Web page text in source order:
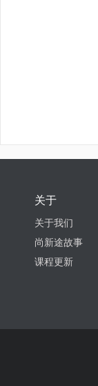
关于
关于我们
尚新途故事
课程更新